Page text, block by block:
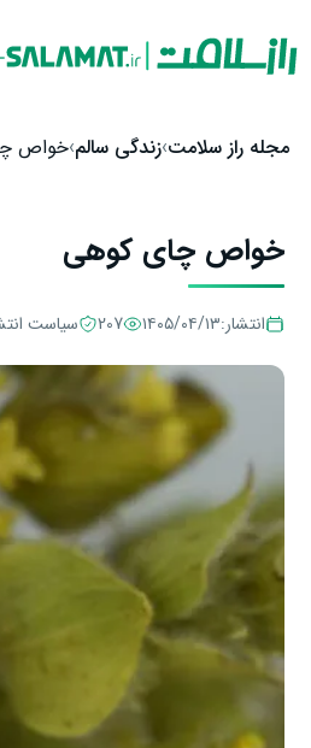
مجله راز سلامت زندگی سالم خواص
خواص چای کوهی
انتشار:۱۴۰۵/۰۴/۱۳ 207 سیاست